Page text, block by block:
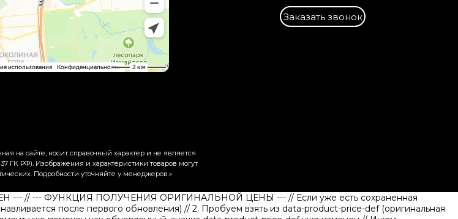
Заказать звонок
на сайте, носит справочный характер и не является
ГК РФ). Изображения и характеристики товаров могут
Подробности уточняйте у менеджеров.»
--- // --- ФУНКЦИЯ ПОЛУЧЕНИЯ ОРИГИНАЛЬНОЙ ЦЕНЫ --- // Если уже есть сохраненная
после первого обновления) // 2. Пробуем взять из data-product-price-def (оригинальная